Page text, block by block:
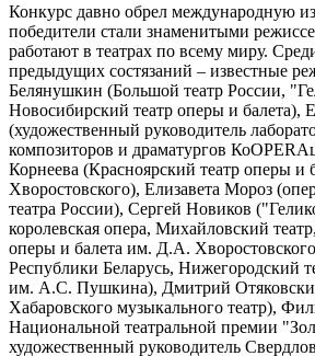
Конкурс давно обрел международную
победители стали знаменитыми
работают в театрах по всему миру.
предыдущих состязаний – известные
Белянушкин (Большой театр России,
Новосибирский театр оперы и балета),
(художественный руководитель
композиторов и драматургов
Корнеева (Красноярский театр оперы и
Хворостовского), Елизавета Мороз
театра России), Сергей Новиков
королевская опера, Михайловский
оперы и балета им. Д.А.
Республики Беларусь, Нижегородский
им. А.С. Пушкина), Дмитрий
Хабаровского музыкального театр),
Национальной театральной премии
художественный руководитель